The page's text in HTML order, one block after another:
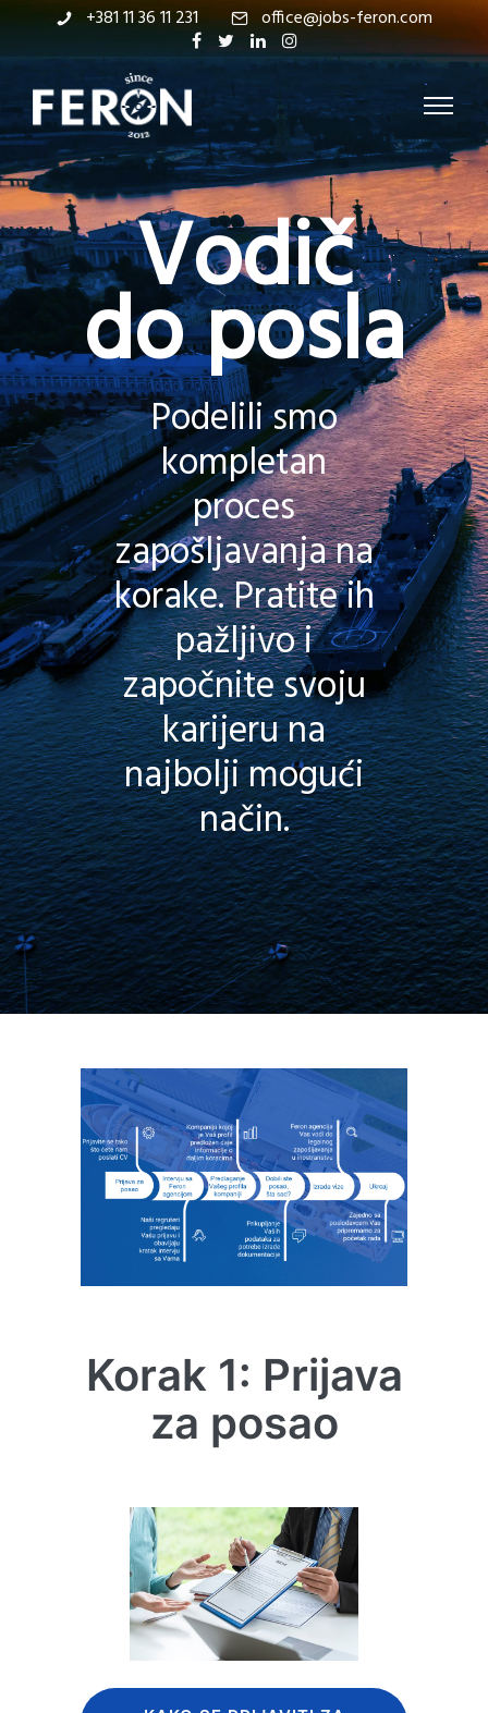
+381 11 36 11 231 office@jobs-feron.com
Vodič
do posla
Podelili smo
kompletan
proces
zapošljavanja na
korake. Pratite ih
pažljivo i
započnite svoju
karijeru na
najbolji mogući
način.
Korak 1: Prijava
za posao